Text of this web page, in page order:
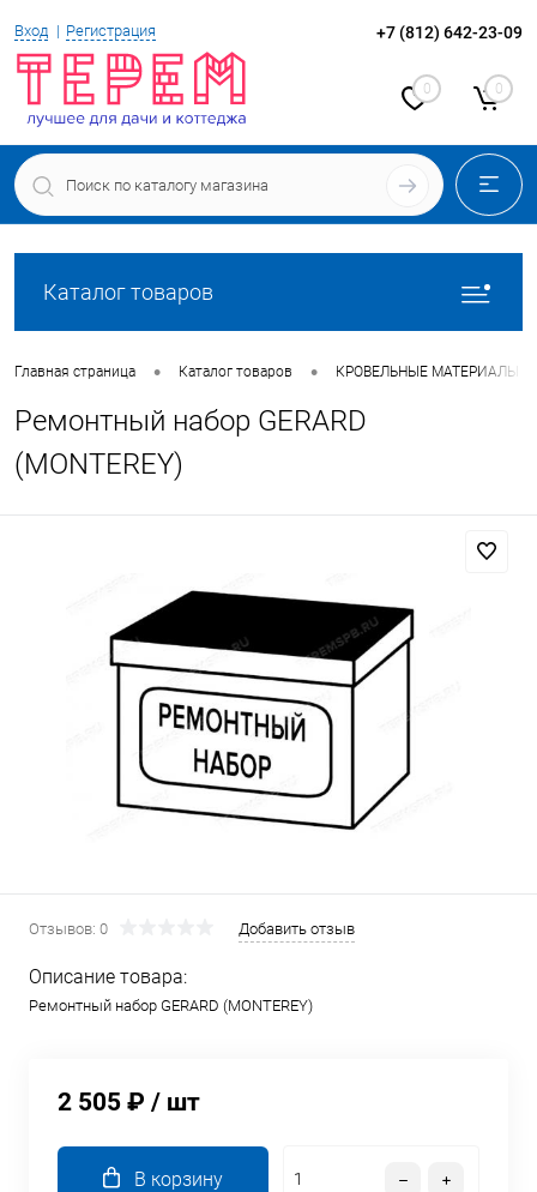
Вход Регистрация +7 (812) 642-23-09
0 0
Каталог товаров
Главная страница • Каталог товаров • КРОВЕЛЬНЫЕ МАТЕРИАЛЫ
Ремонтный набор GERARD
(MONTEREY)
Отзывов: 0 Добавить отзыв
Описание товара:
Ремонтный набор GERARD (MONTEREY)
2 505 ₽ / шт
В корзину